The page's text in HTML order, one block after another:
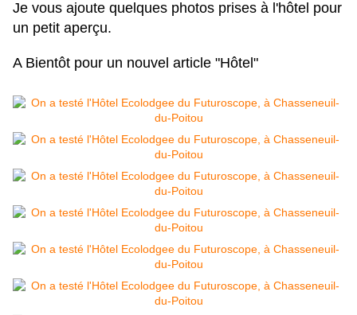
Je vous ajoute quelques photos prises à l'hôtel pour
un petit aperçu.
A Bientôt pour un nouvel article "Hôtel"